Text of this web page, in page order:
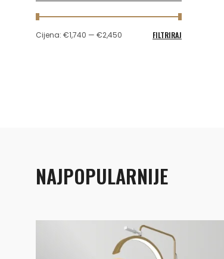
FILTRIRAJ
Cijena: €1,740 — €2,450
NAJPOPULARNIJE